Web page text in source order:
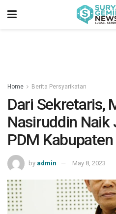
Home Berita Persyarikatan
Dari Sekretaris,
Nasiruddin Naik
PDM
by admin May 8, 2023